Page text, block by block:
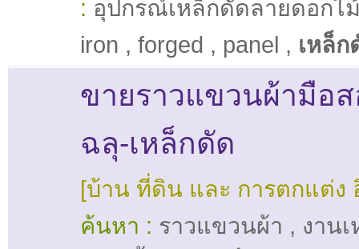
: อุปกรณ์เหล็กดัดลายดอกไ
iron , forged , panel , เหล็ก
ขายราวแขวนผ้ามือส
ฉลุ-เหล็กดัด
[บ้าน ที่ดิน และ การตกแต่ง
ค้นหา : ราวแขวนผ้า , งาน